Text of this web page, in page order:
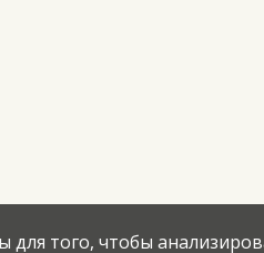
того, чтобы